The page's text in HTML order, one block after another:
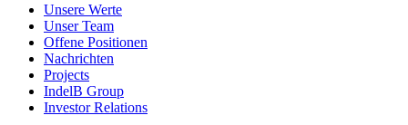
Unsere Werte
Unser Team
Offene Positionen
Nachrichten
Projects
IndelB Group
Investor Relations